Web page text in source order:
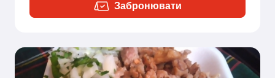
Забронювати